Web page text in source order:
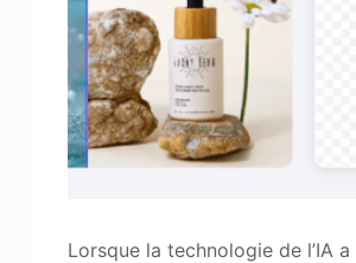
Lorsque la technologie de l’IA a